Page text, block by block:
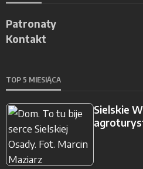
Patronaty
Kontakt
TOP 5 MIESIĄCA
Sielskie